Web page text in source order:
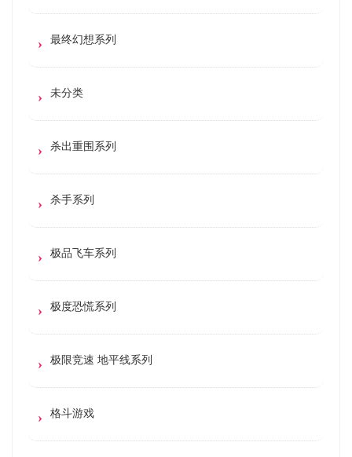
最终幻想系列
未分类
杀出重围系列
杀手系列
极品飞车系列
极度恐慌系列
极限竞速 地平线系列
格斗游戏